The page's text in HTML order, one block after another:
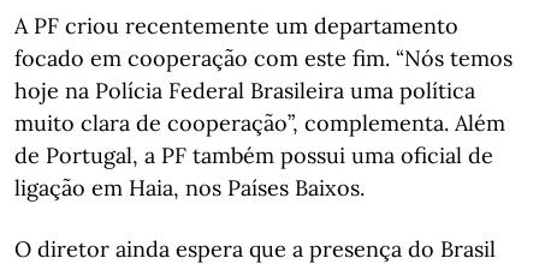
A PF criou recentemente um departamento
focado em cooperação com este fim. “Nós temos
hoje na Polícia Federal Brasileira uma política
muito clara de cooperação”, complementa. Além
de Portugal, a PF também possui uma oficial de
ligação em Haia, nos Países Baixos.
O diretor ainda espera que a presença do Brasil